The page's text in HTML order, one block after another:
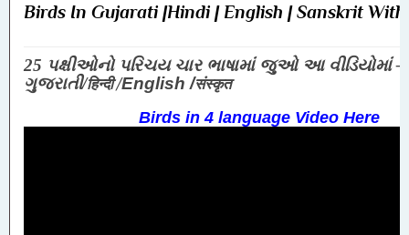
Birds In Gujarati |Hindi | English | Sanskrit With
25 પક્ષીઓનો પરિચય ચાર ભાષામાં જુઓ આ વીડિયોમાં –
ગુજરાતી/हिन्दी /English /संस्कृत
Birds in 4 language Video Here